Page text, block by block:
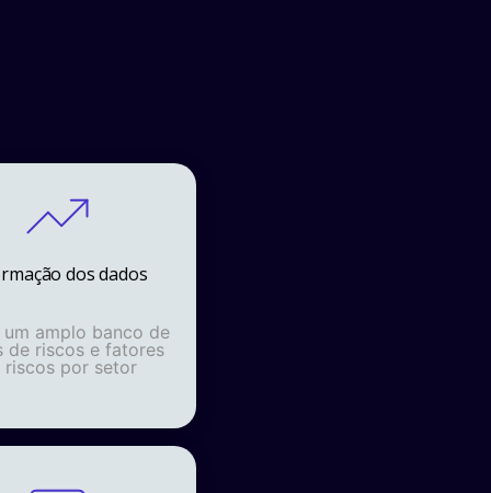
dos dados
um amplo banco de
de riscos e fatores
riscos por setor